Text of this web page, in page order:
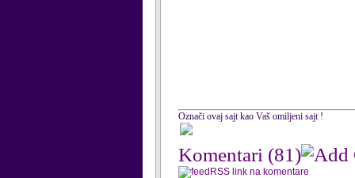
Označi ovaj sajt kao Vaš omiljeni sajt !
Komentari (81)
RSS link na komentare